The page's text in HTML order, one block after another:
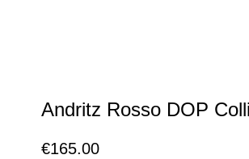
Andritz Rosso DOP
€165.00